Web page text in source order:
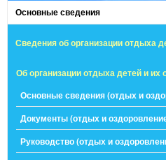
Основные сведения
Сведения об организации отдыха
Об организации отдыха детей и их
Основные сведения (отдых и
Документы (отдых и
Руководство (отдых и